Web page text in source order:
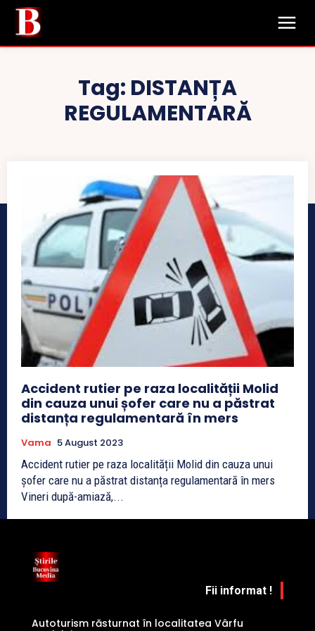
Tag: DISTANȚA
REGULAMENTARĂ
Accident rutier pe raza localității Molid
din cauza unui șofer care nu a păstrat
distanța regulamentară în mers
Vama 5 August 2023
Accident rutier pe raza localității Molid din cauza unui
șofer care nu a păstrat distanța regulamentară în mers
Vineri după-amiază,...
Fii informat !
Autoturism răsturnat în localitatea Vârfu